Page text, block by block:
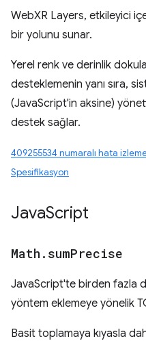
WebXR Layers, etkileyici
bir yolunu sunar.
Yerel renk ve derinlik
desteklemenin yanı sıra,
(JavaScript'in aksine)
destek sağlar.
409255534 numaralı hata
Spesifikasyon
JavaScript
Math . sumPrecise
JavaScript'te birden fazla
yöntem eklemeye yönelik
Basit toplamaya kıyasla